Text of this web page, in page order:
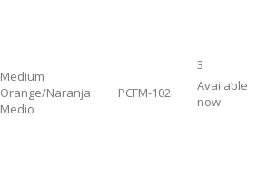
Medium
Orange/Naranja
Medio
PCFM-102
3
Available
now